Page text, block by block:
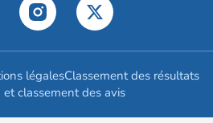
légalesClassement des résultats
et classement des avis